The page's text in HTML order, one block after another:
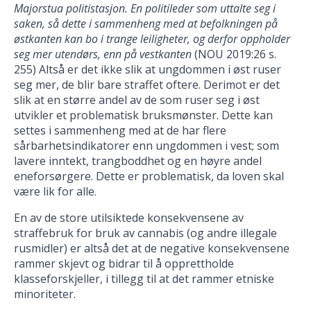
Majorstua politistasjon. En politileder som uttalte seg i
saken, så dette i sammenheng med at befolkningen på
østkanten kan bo i trange leiligheter, og derfor oppholder
seg mer utendørs, enn på vestkanten(NOU 2019:26 s.
255) Altså er det ikke slik at ungdommen i øst ruser
seg mer, de blir bare straffet oftere. Derimot er det
slik at en større andel av de som ruser seg i øst
utvikler et problematisk bruksmønster. Dette kan
settes i sammenheng med at de har flere
sårbarhetsindikatorer enn ungdommen i vest; som
lavere inntekt, trangboddhet og en høyre andel
eneforsørgere. Dette er problematisk, da loven skal
være lik for alle.
En av de store utilsiktede konsekvensene av
straffebruk for bruk av cannabis (og andre illegale
rusmidler) er altså det at de negative konsekvensene
rammer skjevt og bidrar til å opprettholde
klasseforskjeller, i tillegg til at det rammer etniske
minoriteter.